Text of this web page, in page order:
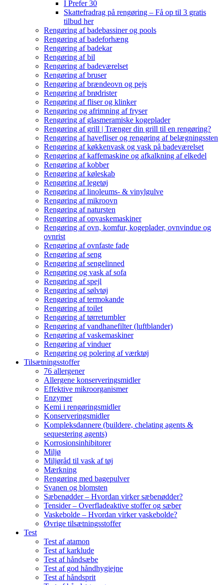
I Prefer 30
Skattefradrag på rengøring – Få op til 3 gratis
tilbud her
Rengøring af badebassiner og pools
Rengøring af badeforhæng
Rengøring af badekar
Rengøring af bil
Rengøring af badeværelset
Rengøring af bruser
Rengøring af brændeovn og pejs
Rengøring af brødrister
Rengøring af fliser og klinker
Rengøring og afrimning af fryser
Rengøring af glasmeramiske kogeplader
Rengøring af grill | Trænger din grill til en rengøring?
Rengøring af havefliser og rengøring af belægningssten
Rengøring af køkkenvask og vask på badeværelset
Rengøring af kaffemaskine og afkalkning af elkedel
Rengøring af kobber
Rengøring af køleskab
Rengøring af legetøj
Rengøring af linoleums- & vinylgulve
Rengøring af mikroovn
Rengøring af natursten
Rengøring af opvaskemaskiner
Rengøring af ovn, komfur, kogeplader, ovnvindue og
ovnrist
Rengøring af ovnfaste fade
Rengøring af seng
Rengøring af sengelinned
Rengøring og vask af sofa
Rengøring af spejl
Rengøring af sølvtøj
Rengøring af termokande
Rengøring af toilet
Rengøring af tørretumbler
Rengøring af vandhanefilter (luftblander)
Rengøring af vaskemaskiner
Rengøring af vinduer
Rengøring og polering af værktøj
Tilsætningsstoffer
76 allergener
Allergene konserveringsmidler
Effektive mikroorganismer
Enzymer
Kemi i rengøringsmidler
Konserveringsmidler
Kompleksdannere (buildere, chelating agents &
sequestering agents)
Korrosionsinhibitorer
Miljø
Miljøråd til vask af tøj
Mærkning
Rengøring med bagepulver
Svanen og blomsten
Sæbenødder – Hvordan virker sæbenødder?
Tensider – Overfladeaktive stoffer og sæber
Vaskebolde – Hvordan virker vaskebolde?
Øvrige tilsætningsstoffer
Test
Test af atamon
Test af karklude
Test af håndsæbe
Test af god håndhygiejne
Test af håndsprit